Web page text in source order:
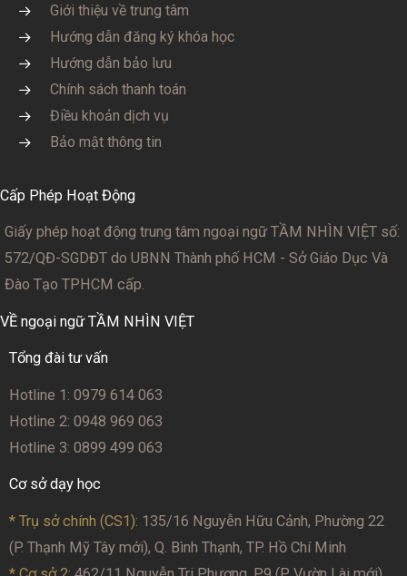
Giới thiệu về trung tâm
Hướng dẫn đăng ký khóa học
Hướng dẫn bảo lưu
Chính sách thanh toán
Điều khoản dịch vụ
Bảo mật thông tin
Cấp Phép Hoạt Động
Giấy phép hoạt động trung tâm ngoại ngữ TẦM NHÌN VIỆT số:
572/QĐ-SGDĐT do UBNN Thành phố HCM - Sở Giáo Dục Và
Đào Tạo TPHCM cấp.
VỀ ngoại ngữ TẦM NHÌN VIỆT
Tổng đài tư vấn
Hotline 1: 0979 614 063
Hotline 2: 0948 969 063
Hotline 3: 0899 499 063
Cơ sở dạy học
* Trụ sở chính (CS1): 135/16 Nguyễn Hữu Cảnh, Phường 22
(P. Thạnh Mỹ Tây mới), Q. Bình Thạnh, TP. Hồ Chí Minh